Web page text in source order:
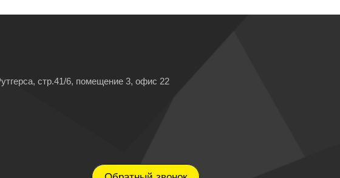
стр.41/6, помещение 3, офис 22